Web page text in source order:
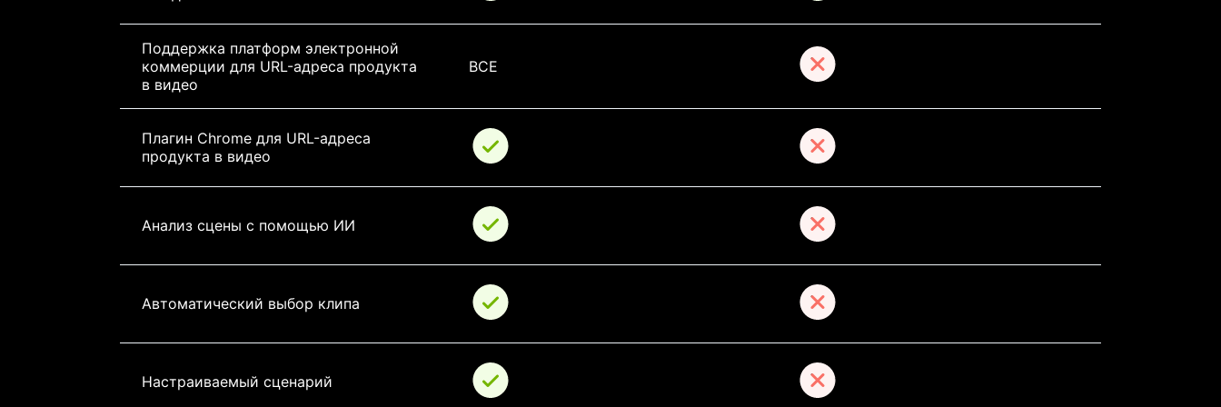
Поддержка платформ электронной
коммерции для URL-адреса продукта
в видео
ВСЕ
Плагин Chrome для URL-адреса
продукта в видео
Анализ сцены с помощью ИИ
Автоматический выбор клипа
Настраиваемый сценарий